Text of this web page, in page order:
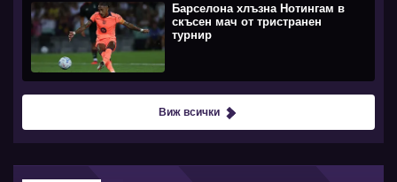
Барселона хлъзна Нотингам в
скъсен мач от тристранен
турнир
Виж всички